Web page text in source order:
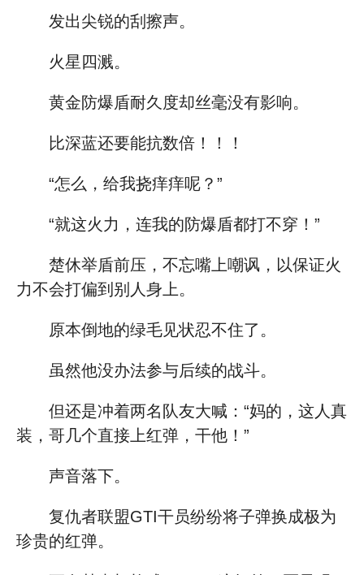
发出尖锐的刮擦声。
火星四溅。
黄金防爆盾耐久度却丝毫没有影响。
比深蓝还要能抗数倍！！！
“怎么，给我挠痒痒呢？”
“就这火力，连我的防爆盾都打不穿！”
楚休举盾前压，不忘嘴上嘲讽，以保证火
力不会打偏到别人身上。
原本倒地的绿毛见状忍不住了。
虽然他没办法参与后续的战斗。
但还是冲着两名队友大喊：“妈的，这人真
装，哥几个直接上红弹，干他！”
声音落下。
复仇者联盟GTI干员纷纷将子弹换成极为
珍贵的红弹。